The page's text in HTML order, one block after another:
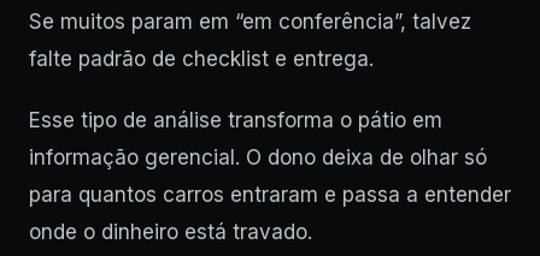
Se muitos param em “em conferência”, talvez
falte padrão de checklist e entrega.
Esse tipo de análise transforma o pátio em
informação gerencial. O dono deixa de olhar só
para quantos carros entraram e passa a entender
onde o dinheiro está travado.